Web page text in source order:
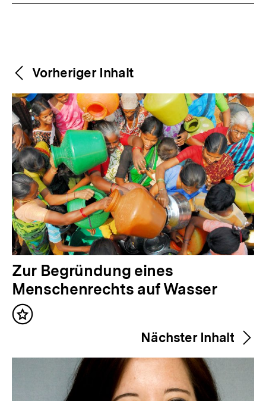
Weitere
Inhalte
Content-
Navigation
Vorheriger Inhalt
V
o
r
h
r
Zur Begründung eines
Menschenrechts auf Wasser
Inhalt
Nächster Inhalt